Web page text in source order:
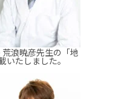
浪暁彦先生の「地
いたしました。